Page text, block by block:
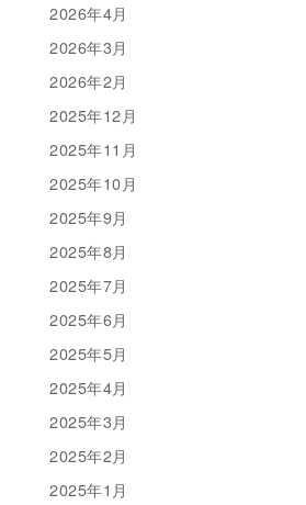
2026年4月
2026年3月
2026年2月
2025年12月
2025年11月
2025年10月
2025年9月
2025年8月
2025年7月
2025年6月
2025年5月
2025年4月
2025年3月
2025年2月
2025年1月